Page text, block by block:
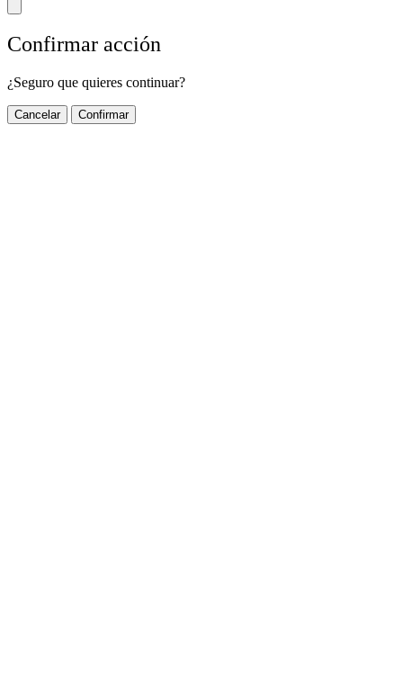
Confirmar acción
¿Seguro que quieres continuar?
Cancelar Confirmar